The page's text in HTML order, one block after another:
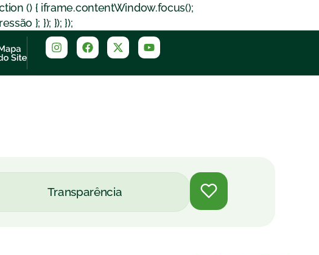
() { iframe.contentWindow.focus();
}; }); }); });
Transparência